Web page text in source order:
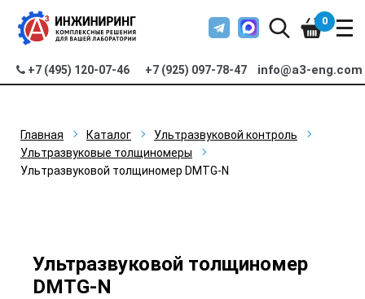
+7 (495) 120-07-46 +7 (925) 097-78-47 info@a3-eng.com
0
Главная Каталог
Ультразвуковой контроль
Ультразвуковые толщиномеры
Ультразвуковой толщиномер DMTG-N
Ультразвуковой толщиномер
DMTG-N